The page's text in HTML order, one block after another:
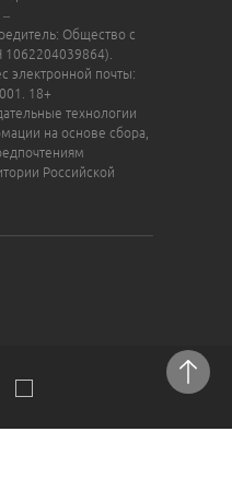
–
Общество с
1062204039864).
электронной почты:
18+
технологии
на основе сбора,
Российской